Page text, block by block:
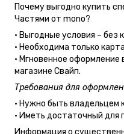
Почему выгодно купить
Частями от mono?
• Выгодные условия – без
• Необходима только
• Мгновенное
магазине Cвайп.
Требования для
• Нужно быть владельцем
• Иметь достаточный для